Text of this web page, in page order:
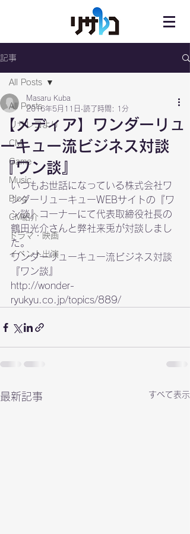
記事
All Posts
リサレコより
CM
Game
Music
Blog
CM紹介
ドラマ・映画
イベント出演
All Posts
【メディア】ワンダーリュ
ーキュー流ビジネス対談
『ワン談』
Masaru Kuba
2016年5月11日 読了時間: 1分
いつもお世話になっている株式会社ワ
ンダーリューキューWEBサイトの『ワ
ン談』コーナーにて代表取締役社長の
鶴田光介さんと弊社来兎が対談しまし
た。
ワンダーリューキュー流ビジネス対談
http://wonder-
ryukyu.co.jp/topics/889/
最新記事 すべて表示